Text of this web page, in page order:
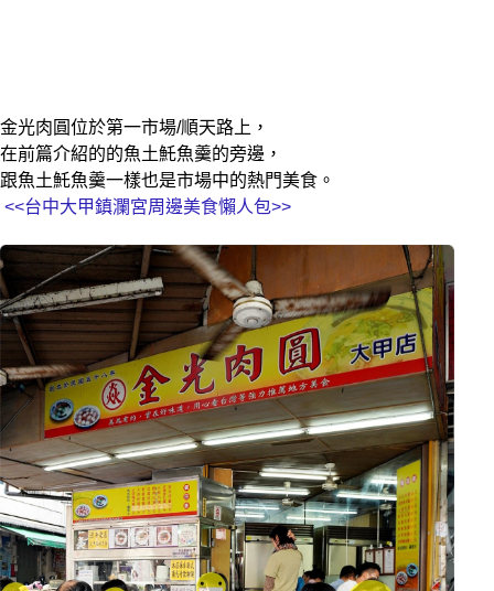
金光肉圓位於第一市場/順天路上，
在前篇介紹的的魚土魠魚羹的旁邊，
跟魚土魠魚羹一樣也是市場中的熱門美食。
<<台中大甲鎮瀾宮周邊美食懶人包>>